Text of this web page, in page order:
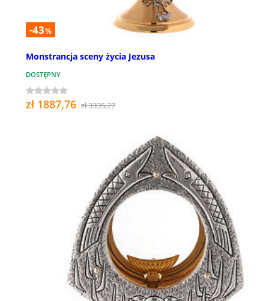
-43%
Monstrancja sceny życia Jezusa
DOSTĘPNY
zł 1887,76 zł 3335,27